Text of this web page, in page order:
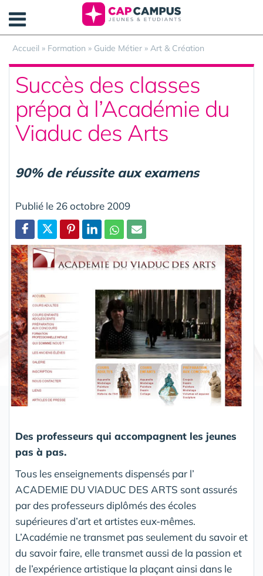
Accueil » Formation » Guide Métier » Art & Création
Succès des classes
prépa à l’Académie du
Viaduc des Arts
90% de réussite aux examens
Publié le 26 octobre 2009
Partager
Des professeurs qui accompagnent les jeunes
pas à pas.
Tous les enseignements dispensés par l’
ACADEMIE DU VIADUC DES ARTS sont assurés
par des professeurs diplômés des écoles
supérieures d’art et artistes eux-mêmes.
L’Académie ne transmet pas seulement du savoir et
du savoir faire, elle transmet aussi de la passion et
de l’expérience artistique la plaçant ainsi dans le
Panneau de gestion des cookies